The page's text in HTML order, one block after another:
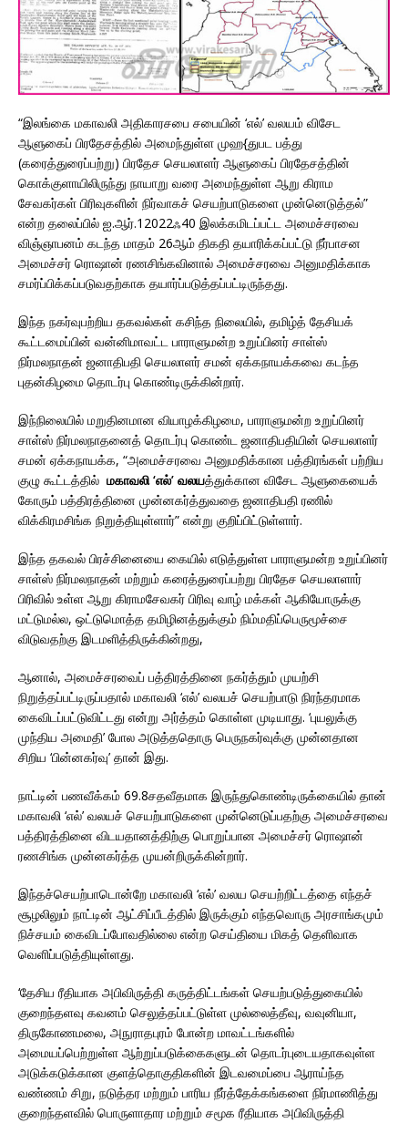
“இலங்கை மகாவலி அதிகாரசபை சபையின் ‘எல்’ வலயம் விசேட
ஆளுகைப் பிரதேசத்தில் அமைந்துள்ள முஹ{துபட பத்து
(கரைத்துரைப்பற்று) பிரதேச செயலாளர் ஆளுகைப் பிரதேசத்தின்
கொக்குளாயிலிருந்து நாயாறு வரை அமைந்துள்ள ஆறு கிராம
சேவகர்கள் பிரிவுகளின் நிர்வாகச் செயற்பாடுகளை முன்னெடுத்தல்”
என்ற தலைப்பில் ஐ.ஆர்.12022ஃ40 இலக்கமிடப்பட்ட அமைச்சரவை
விஞ்ஞாபனம் கடந்த மாதம் 26ஆம் திகதி தயாரிக்கப்பட்டு நீர்பாசன
அமைச்சர் ரொஷான் ரணசிங்கவினால் அமைச்சரவை அனுமதிக்காக
சமர்ப்பிக்கப்படுவதற்காக தயார்ப்படுத்தப்பட்டிருந்தது.
இந்த நகர்வுபற்றிய தகவல்கள் கசிந்த நிலையில், தமிழ்த் தேசியக்
கூட்டமைப்பின் வன்னிமாவட்ட பாராளுமன்ற உறுப்பினர் சாள்ஸ்
நிர்மலநாதன் ஜனாதிபதி செயலாளர் சமன் ஏக்கநாயக்கவை கடந்த
புதன்கிழமை தொடர்பு கொண்டிருக்கின்றார்.
இந்நிலையில் மறுதினமான வியாழக்கிழமை, பாராளுமன்ற உறுப்பினர்
சாள்ஸ் நிர்மலநாதனைத் தொடர்பு கொண்ட ஜனாதிபதியின் செயலாளர்
சமன் ஏக்கநாயக்க, “அமைச்சரவை அனுமதிக்கான பத்திரங்கள் பற்றிய
குழு கூட்டத்தில் மகாவலி ‘எல்’ வலயத்துக்கான விசேட ஆளுகையைக்
கோரும் பத்திரத்தினை முன்னகர்த்துவதை ஜனாதிபதி ரணில்
விக்கிரமசிங்க நிறுத்தியுள்ளார்” என்று குறிப்பிட்டுள்ளார்.
இந்த தகவல் பிரச்சினையை கையில் எடுத்துள்ள பாராளுமன்ற உறுப்பினர்
சாள்ஸ் நிர்மலநாதன் மற்றும் கரைத்துரைப்பற்று பிரதேச செயலாளார்
பிரிவில் உள்ள ஆறு கிராமசேவகர் பிரிவு வாழ் மக்கள் ஆகியோருக்கு
மட்டுமல்ல, ஒட்டுமொத்த தமிழினத்துக்கும் நிம்மதிப்பெருமூச்சை
விடுவதற்கு இடமளித்திருக்கின்றது,
ஆனால், அமைச்சரவைப் பத்திரத்தினை நகர்த்தும் முயற்சி
நிறுத்தப்பட்டிருப்பதால் மகாவலி ‘எல்’ வலயச் செயற்பாடு நிரந்தரமாக
கைவிடப்பட்டுவிட்டது என்று அர்த்தம் கொள்ள முடியாது. ‘புயலுக்கு
முந்திய அமைதி’ போல அடுத்ததொரு பெருநகர்வுக்கு முன்னதான
சிறிய ‘பின்னகர்வு’ தான் இது.
நாட்டின் பணவீக்கம் 69.8சதவீதமாக இருந்துகொண்டிருக்கையில் தான்
மகாவலி ‘எல்’ வலயச் செயற்பாடுகளை முன்னெடுப்பதற்கு அமைச்சரவை
பத்திரத்தினை விடயதானத்திற்கு பொறுப்பான அமைச்சர் ரொஷான்
ரணசிங்க முன்னகர்த்த முயன்றிருக்கின்றார்.
இந்தச்செயற்பாடொன்றே மகாவலி ‘எல்’ வலய செயற்றிட்டத்தை எந்தச்
சூழலிலும் நாட்டின் ஆட்சிப்பீடத்தில் இருக்கும் எந்தவொரு அரசாங்கமும்
நிச்சயம் கைவிடப்போவதில்லை என்ற செய்தியை மிகத் தெளிவாக
வெளிப்படுத்தியுள்ளது.
‘தேசிய ரீதியாக அபிவிருத்தி கருத்திட்டங்கள் செயற்படுத்துகையில்
குறைந்தளவு கவனம் செலுத்தப்பட்டுள்ள முல்லைத்தீவு, வவுனியா,
திருகோணமலை, அநுராதபுரம் போன்ற மாவட்டங்களில்
அமையப்பெற்றுள்ள ஆற்றுப்படுக்கைகளுடன் தொடர்புடையதாகவுள்ள
அடுக்கடுக்கான குளத்தொகுதிகளின் இடவமைப்பை ஆராய்ந்த
வண்ணம் சிறு, நடுத்தர மற்றும் பாரிய நீர்த்தேக்கங்களை நிர்மாணித்து
குறைந்தளவில் பொருளாதார மற்றும் சமூக ரீதியாக அபிவிருத்தி